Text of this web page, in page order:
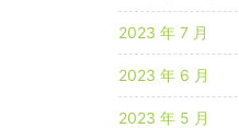
2023 年 7 月
2023 年 6 月
2023 年 5 月